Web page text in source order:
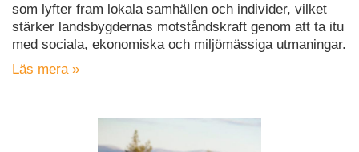
som lyfter fram lokala samhällen och individer, vilket
stärker landsbygdernas motståndskraft genom att ta itu
med sociala, ekonomiska och miljömässiga utmaningar.
Läs mera »